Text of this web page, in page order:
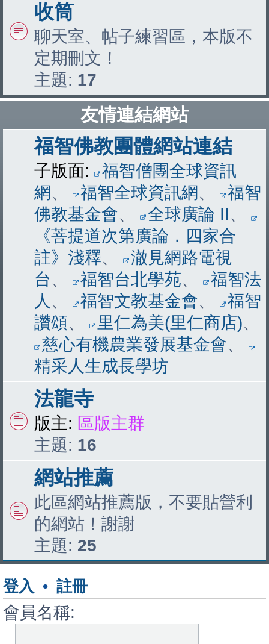
收筒
聊天室、帖子練習區，本版不
定期刪文！
主題: 17
友情連結網站
福智佛教團體網站連結
子版面:
福智僧團全球資訊
網、 福智全球資訊網、
福智
佛教基金會、 全球廣論 II、
《菩提道次第廣論．四家合
註》淺釋、
澈見網路電視
台、 福智台北學苑、
福智法
人 、 福智文教基金會、
福智
讚頌、 里仁為美(里仁商店)、
慈心有機農業發展基金會、
精采人生成長學坊
法龍寺
版主: 區版主群
主題: 16
網站推薦
此區網站推薦版，不要貼營利
的網站！謝謝
主題: 25
登入 • 註冊
會員名稱: